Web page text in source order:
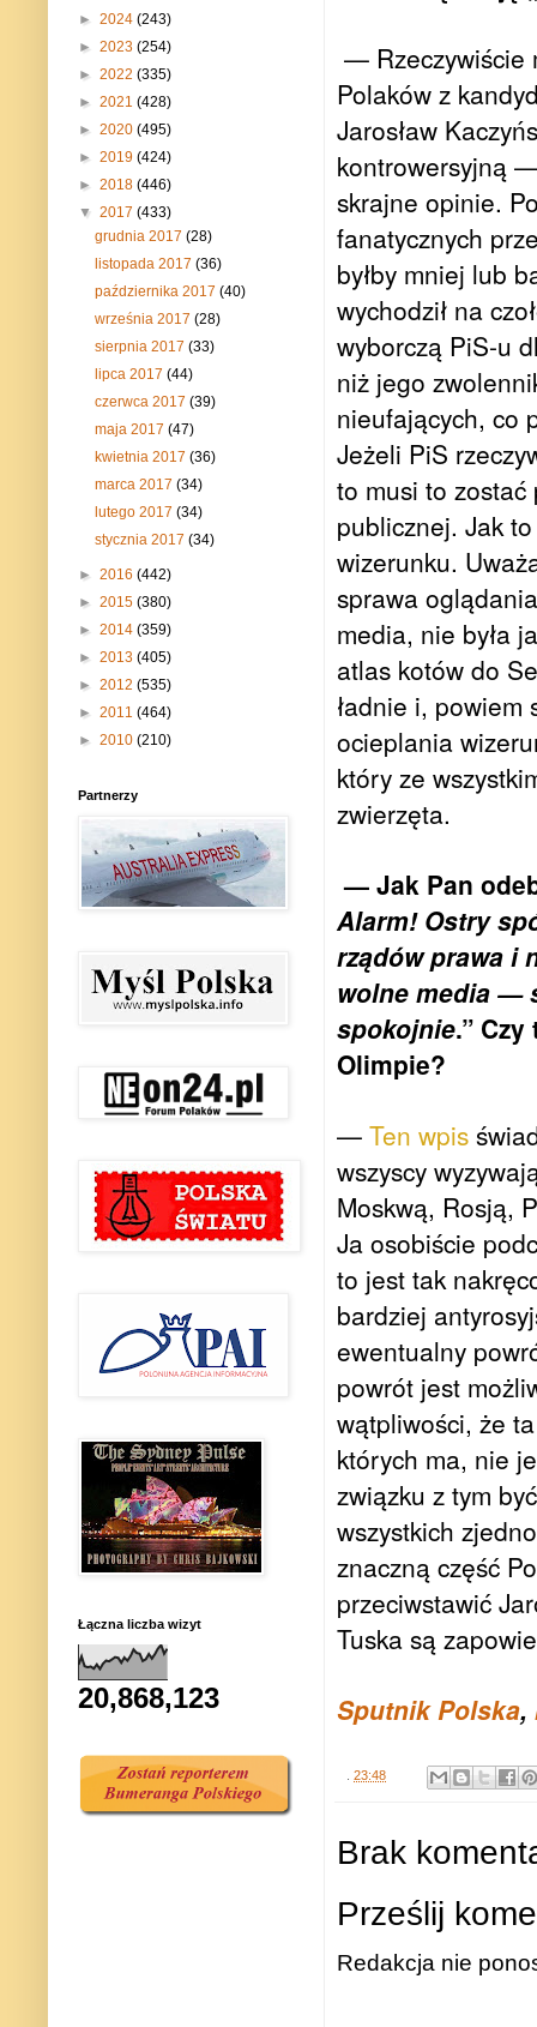
— Rzeczywiście
Polaków z
Jarosław
kontrowersyjną
skrajne opinie.
fanatycznych
byłby mniej lub
wychodził na
wyborczą PiS-u
niż jego
nieufających, co
Jeżeli PiS
to musi to
publicznej. Jak
wizerunku.
sprawa
media, nie była
atlas kotów do
ładnie i,
ocieplania
który ze
zwierzęta.
— Jak Pan
Alarm! Ostry
rządów prawa i
wolne media —
spokojnie.” Czy
Olimpie?
— Ten wpis
wszyscy
Moskwą, Rosją,
Ja osobiście
to jest tak
bardziej
ewentualny
powrót jest
wątpliwości, że
których ma, nie
związku z tym
wszystkich
znaczną część
przeciwstawić
Tuska są
Sputnik Polska,
. 23:48
Brak
Prześlij
Redakcja nie
► 2024 (243)
► 2023 (254)
► 2022 (335)
► 2021 (428)
► 2020 (495)
► 2019 (424)
► 2018 (446)
▼ 2017 (433)
grudnia 2017(28)
listopada 2017(36)
października 2017(40)
września 2017(28)
sierpnia 2017(33)
lipca 2017(44)
czerwca 2017(39)
maja 2017(47)
kwietnia 2017(36)
marca 2017(34)
lutego 2017(34)
stycznia 2017(34)
► 2016 (442)
► 2015 (380)
► 2014 (359)
► 2013 (405)
► 2012 (535)
► 2011 (464)
► 2010 (210)
Partnerzy
Łączna liczba wizyt
20,868,123